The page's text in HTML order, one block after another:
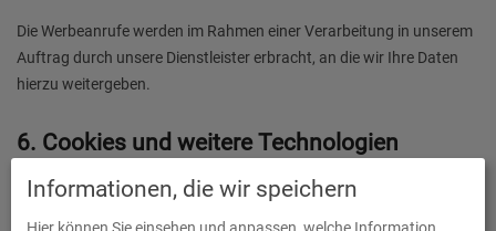
Die Werbeanrufe werden im Rahmen einer Verarbeitung in unserem
Auftrag durch unsere Dienstleister erbracht, an die wir Ihre Daten
hierzu weitergeben.
6. Cookies und weitere Technologien
Allgemeine Informationen
Informationen, die wir speichern